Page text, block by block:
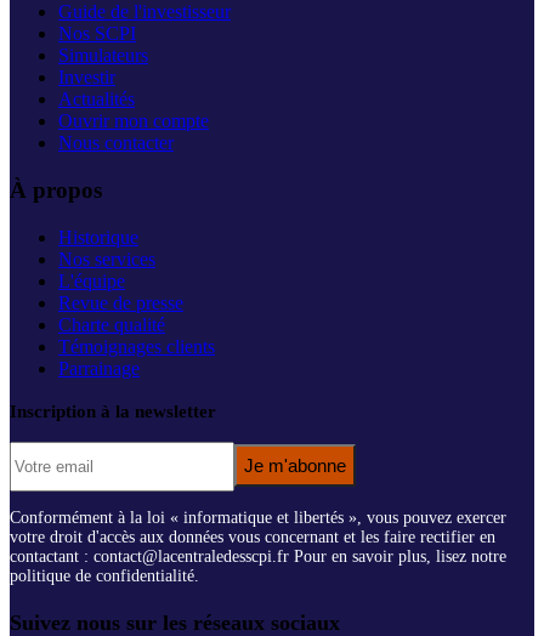
Guide de l'investisseur
Nos SCPI
Simulateurs
Investir
Actualités
Ouvrir mon compte
Nous contacter
À propos
Historique
Nos services
L'équipe
Revue de presse
Charte qualité
Témoignages clients
Parrainage
Inscription à la newsletter
Je m'abonne
Conformément à la loi « informatique et libertés », vous pouvez exercer
votre droit d'accès aux données vous concernant et les faire rectifier en
contactant : contact@lacentraledesscpi.fr Pour en savoir plus, lisez notre
politique de confidentialité.
Suivez nous sur les réseaux sociaux